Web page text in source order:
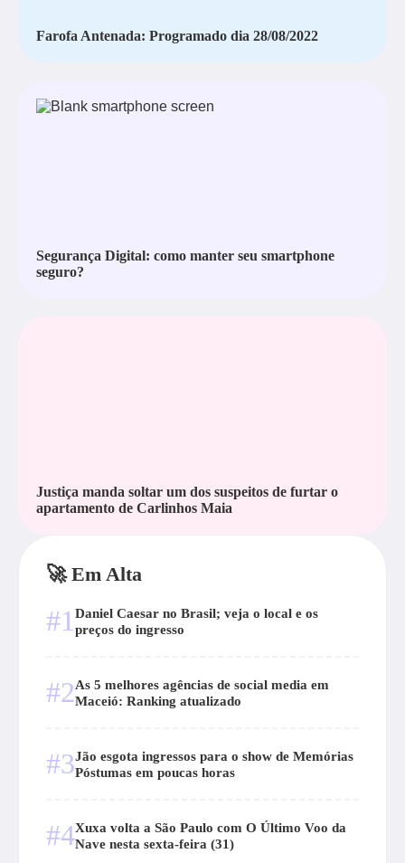
Farofa Antenada: Programado dia 28/08/2022
Segurança Digital: como manter seu smartphone
seguro?
Justiça manda soltar um dos suspeitos de furtar o
apartamento de Carlinhos Maia
🚀 Em Alta
#1 Daniel Caesar no Brasil; veja o local e os
preços do ingresso
#2As 5 melhores agências de social media em
Maceió: Ranking atualizado
#3Jão esgota ingressos para o show de Memórias
Póstumas em poucas horas
#4Xuxa volta a São Paulo com O Último Voo da
Nave nesta sexta-feira (31)